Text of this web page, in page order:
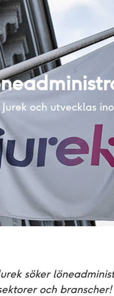
Jurek och utvecklas
söker
och